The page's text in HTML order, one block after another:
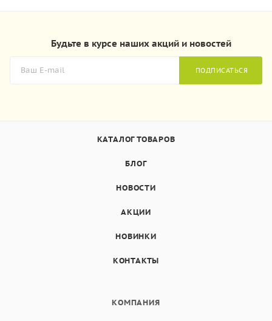
Будьте в курсе наших акций и новостей
ПОДПИСАТЬСЯ
КАТАЛОГ ТОВАРОВ
БЛОГ
НОВОСТИ
АКЦИИ
НОВИНКИ
КОНТАКТЫ
КОМПАНИЯ